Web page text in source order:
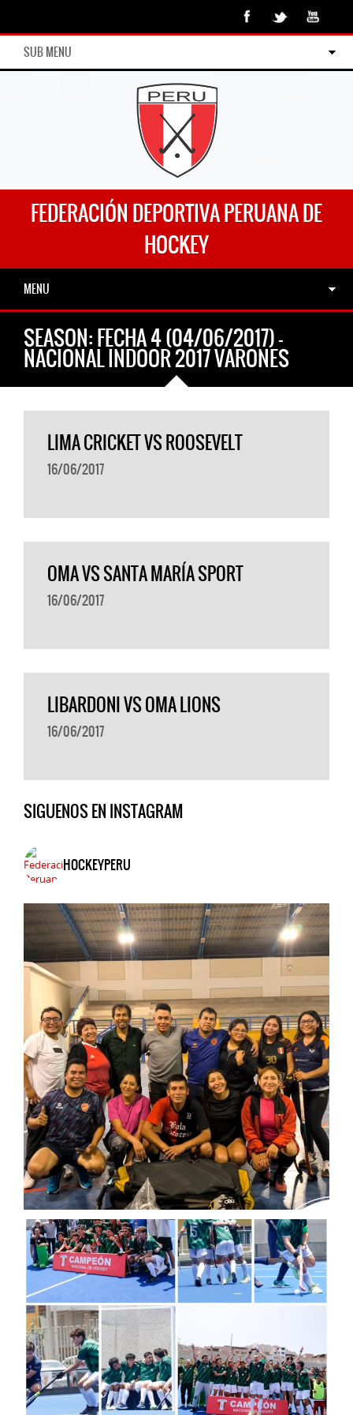
SUB MENU
FEDERACIÓN DEPORTIVA PERUANA DE
HOCKEY
MENU
SEASON:FECHA 4 (04/06/2017) –
NACIONAL INDOOR 2017 VARONES
LIMA CRICKET VS ROOSEVELT
16/06/2017
OMA VS SANTA MARÍA SPORT
16/06/2017
LIBARDONI VS OMA LIONS
16/06/2017
SIGUENOS EN INSTAGRAM
HOCKEYPERU